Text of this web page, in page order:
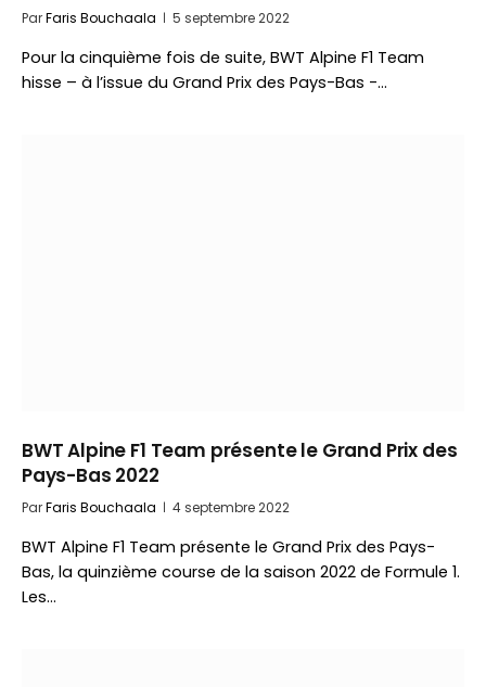
ParFaris Bouchaala 5 septembre 2022
Pour la cinquième fois de suite, BWT Alpine F1 Team
hisse – à l’issue du Grand Prix des Pays-Bas -…
BWT Alpine F1 Team présente le Grand Prix des
Pays-Bas 2022
ParFaris Bouchaala 4 septembre 2022
BWT Alpine F1 Team présente le Grand Prix des Pays-
Bas, la quinzième course de la saison 2022 de Formule 1.
Les…